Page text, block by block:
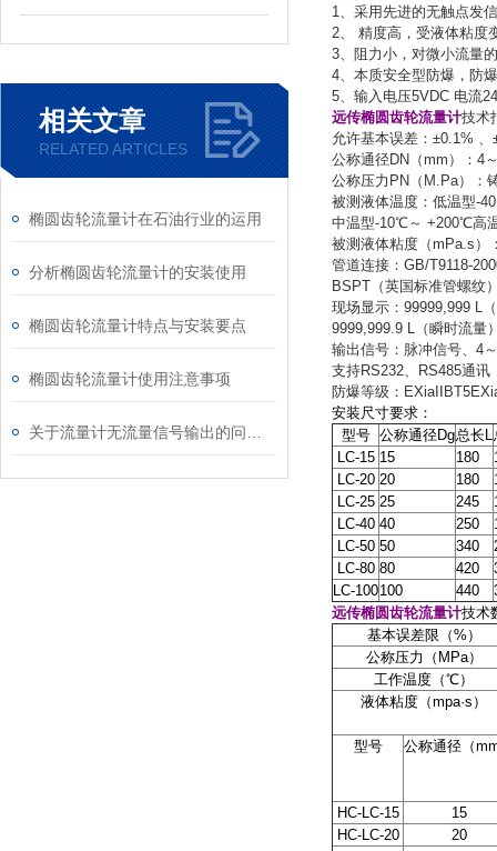
相关文章
RELATED ARTICLES
椭圆齿轮流量计在石油行业的运用
分析椭圆齿轮流量计的安装使用
椭圆齿轮流量计特点与安装要点
椭圆齿轮流量计使用注意事项
1、采用先进的无触点发
2、 精度高，受液体粘度
3、阻力小，对微小流量
4、本质安全型防爆，防
5、输入电压5VDC 电流
远传椭圆齿轮流量计技术
允许基本误差：±0.1%
公称通径DN（mm）：4
公称压力PN（M.Pa）：
被测液体温度：低温型
中温型-10℃～ +200℃高
被测液体粘度（mPa.s）
管道连接：GB/T9118-
BSPT（英国标准管螺纹
现场显示：99999,999 L
9999,999.9 L（瞬时流量
输出信号：脉冲信号、4
支持RS232、RS485通讯
防爆等级：
安装尺寸要求：
型号 公称通径Dg总长L
LC-15 15 180
LC-20 20 180
LC-25 25 245
LC-40 40 250
LC-50 50 340
LC-80 80 420
LC-100100 440
远传椭圆齿轮流量计技术
基本误差限（%）
公称压力（MPa）
工作温度（℃）
液体粘度（mpa·s）
型号 公称通径（
HC-LC-15
15
HC-LC-20
20